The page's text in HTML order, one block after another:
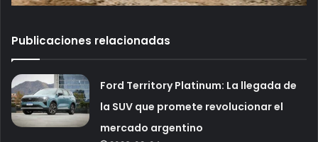
Publicaciones relacionadas
Ford Territory Platinum: La llegada de
la SUV que promete revolucionar el
mercado argentino